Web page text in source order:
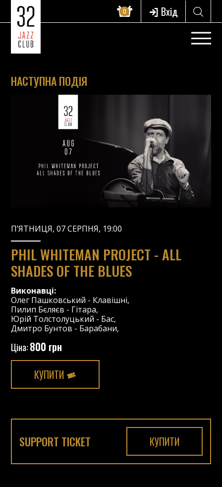
0 Вхід
НАСТУПНА ПОДІЯ
П’ЯТНИЦЯ, 07 СЕРПНЯ, 19:00
PHIL WHITEMAN PROJECT - ALL
SHADES OF THE BLUES
Виконавці:
Олег Пашковський - Клавішні,
Пилип Бєляєв - Гітара,
Юрій Толстолуцький - Бас,
Дмитро Бунтов - Барабани,
Ціна:800 грн
КУПИТИ
SUPPORT TICKET КУПИТИ